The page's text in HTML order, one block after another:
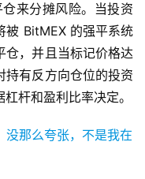
来分摊风险。当投资
被 BitMEX 的强平系统
仓，并且当标记价格达
持有反方向仓位的投资
杆和盈利比率决定。